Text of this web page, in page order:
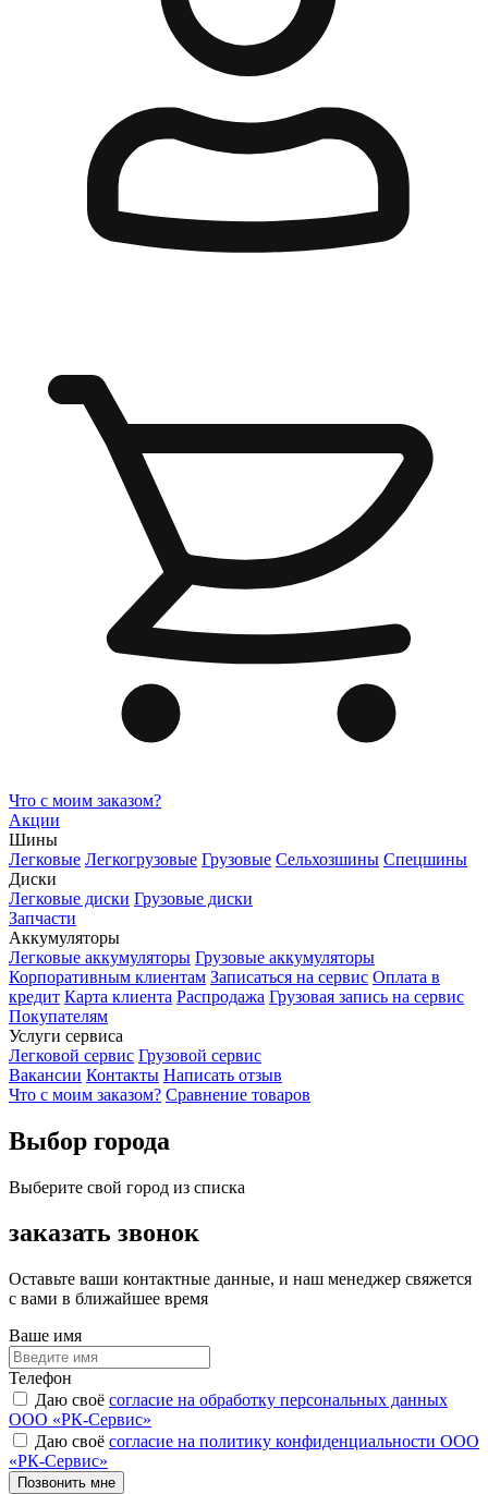
Что с моим заказом?
Акции
Шины
Легковые Легкогрузовые Грузовые Сельхозшины Спецшины
Диски
Легковые диски Грузовые диски
Запчасти
Аккумуляторы
Легковые аккумуляторы Грузовые аккумуляторы
Корпоративным клиентам Записаться на сервис Оплата в
кредит Карта клиента Распродажа Грузовая запись на сервис
Покупателям
Услуги сервиса
Легковой сервис Грузовой сервис
Вакансии Контакты Написать отзыв
Что с моим заказом? Сравнение товаров
Выбор города
Выберите свой город из списка
заказать звонок
Оставьте ваши контактные данные, и наш менеджер свяжется
с вами в ближайшее время
Ваше имя
Телефон
Даю своё согласие на обработку персональных данных
ООО «РК-Сервис»
Даю своё согласие на политику конфиденциальности ООО
«РК-Сервис»
Позвонить мне